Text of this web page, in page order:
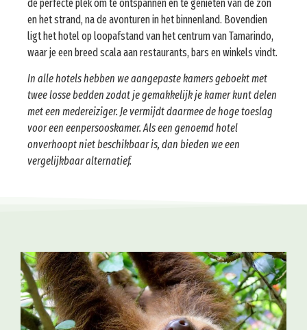
de perfecte plek om te ontspannen en te genieten van de zon
en het strand, na de avonturen in het binnenland. Bovendien
ligt het hotel op loopafstand van het centrum van Tamarindo,
waar je een breed scala aan restaurants, bars en winkels vindt.
In alle hotels hebben we aangepaste kamers geboekt met
twee losse bedden zodat je gemakkelijk je kamer kunt delen
met een medereiziger. Je vermijdt daarmee de hoge toeslag
voor een eenpersooskamer. Als een genoemd hotel
onverhoopt niet beschikbaar is, dan bieden we een
vergelijkbaar alternatief.